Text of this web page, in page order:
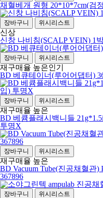
채혈베개 원형 20*10*7cm(검
장바구니 위시리스트
신상
신창 나비침(SCALP VEIN) 1
장바구니 위시리스트
재구매율 높은인기
BD 베큐테이너(루어어댑터)
장바구니 위시리스트
재구매율 높은
BD 베큠플래시백니들
투명X
장바구니 위시리스트
재구매율 높은
BD Vacuum Tube(진공채혈관)
367896
장바구니 위시리스트